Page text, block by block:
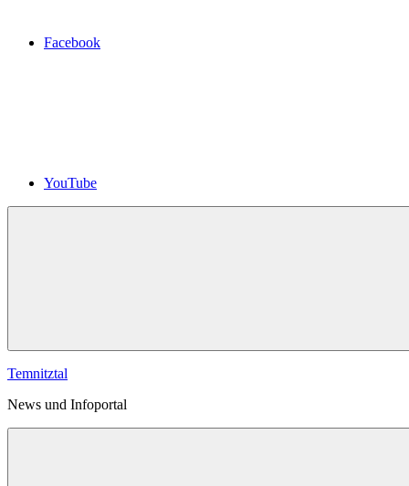
Facebook
YouTube
Temnitztal
News und Infoportal